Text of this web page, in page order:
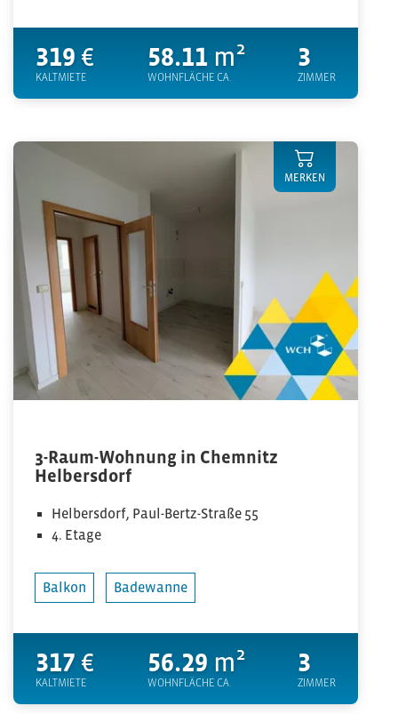
319 €
KALTMIETE
58.11 m²
WOHNFLÄCHE CA.
3
ZIMMER
3-Raum-Wohnung in Chemnitz
Helbersdorf
Helbersdorf, Paul-Bertz-Straße 55
4. Etage
Balkon Badewanne
317 €
KALTMIETE
56.29 m²
WOHNFLÄCHE CA.
3
ZIMMER
MERKEN